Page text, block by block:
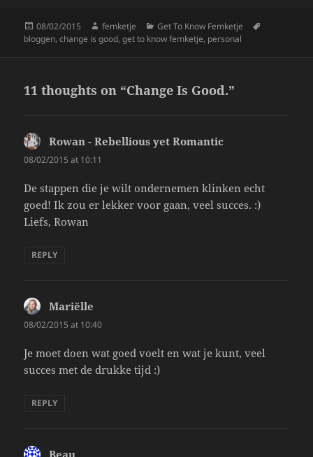
Posted
on
08/02/2015 Author
femketje Categories
Get To Know Femketje
bloggen,change is good,get to know femketje, personal
11 thoughts on “Change Is Good.”
Rowan - Rebellious yet Romantic
08/02/2015 at 10:11
De stappen die je wilt ondernemen klinken echt
goed! Ik zou er lekker voor gaan, veel succes. :)
Liefs, Rowan
REPLY
Mariëlle
08/02/2015 at 10:40
Je moet doen wat goed voelt en wat je kunt, veel
succes met de drukke tijd :)
REPLY